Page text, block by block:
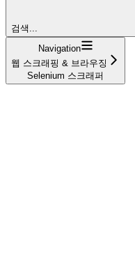
검색...
Navigation
웹 스크래핑 & 브라우징
Selenium 스크래퍼